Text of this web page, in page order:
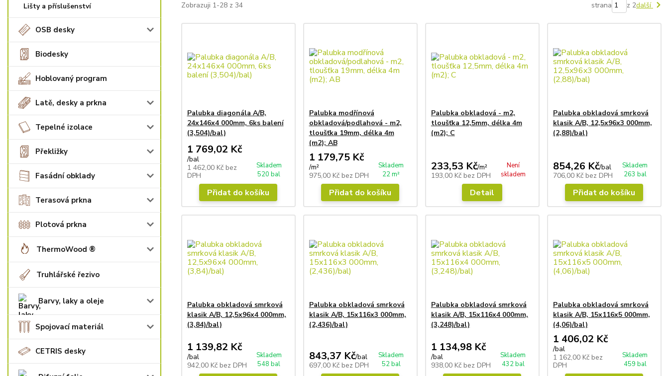
Lišty a příslušenství
OSB desky
Biodesky
Hoblovaný program
Latě, desky a prkna
Tepelné izolace
Překližky
Fasádní obklady
Terasová prkna
Plotová prkna
ThermoWood ®
Truhlářské řezivo
Barvy, laky a oleje
Spojovací materiál
CETRIS desky
Zobrazuji 1-28 z 34 strana z 2další
Palubka diagonála A/B,
24x146x4 000mm, 6ks balení
(3,504)/bal)
1 769,02 Kč
/bal
1 462,00 Kč bez
DPH
Skladem
520 bal
Přidat do košíku
Palubka modřínová
obkladová/podlahová - m2,
tloušťka 19mm, délka 4m
(m2); AB
1 179,75 Kč
/m²
975,00 Kč bez DPH
Skladem
22 m²
Přidat do košíku
Palubka obkladová - m2,
tloušťka 12,5mm, délka 4m
(m2); C
233,53 Kč/m²
193,00 Kč bez DPH
Není
skladem
Detail
Palubka obkladová smrková
klasik A/B, 12,5x96x3 000mm,
(2,88)/bal)
854,26 Kč/bal
706,00 Kč bez DPH
Skladem
263 bal
Přidat do košíku
Palubka obkladová smrková
klasik A/B, 12,5x96x4 000mm,
(3,84)/bal)
1 139,82 Kč
/bal
942,00 Kč bez DPH
Skladem
548 bal
Palubka obkladová smrková
klasik A/B, 15x116x3 000mm,
(2,436)/bal)
843,37 Kč/bal
697,00 Kč bez DPH
Skladem
52 bal
Palubka obkladová smrková
klasik A/B, 15x116x4 000mm,
(3,248)/bal)
1 134,98 Kč
/bal
938,00 Kč bez DPH
Skladem
432 bal
Palubka obkladová smrková
klasik A/B, 15x116x5 000mm,
(4,06)/bal)
1 406,02 Kč
/bal
1 162,00 Kč bez
DPH
Skladem
459 bal